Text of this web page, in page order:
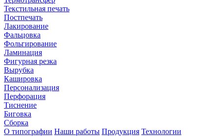
Текстильная печать
Постпечать
Лакирование
Фальцовка
Фольгирование
Ламинация
Фигурная резка
Вырубка
Кашировка
Персонализация
Перфорация
Тиснение
Биговка
Сборка
О типографии Наши работы Продукция Технологии